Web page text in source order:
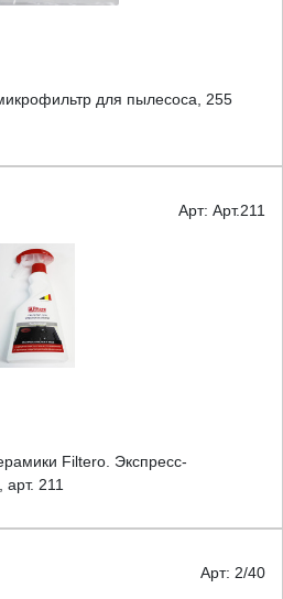
для пылесоса, 255
Арт: Арт.211
Filtero. Экспресс-
211
Арт: 2/40